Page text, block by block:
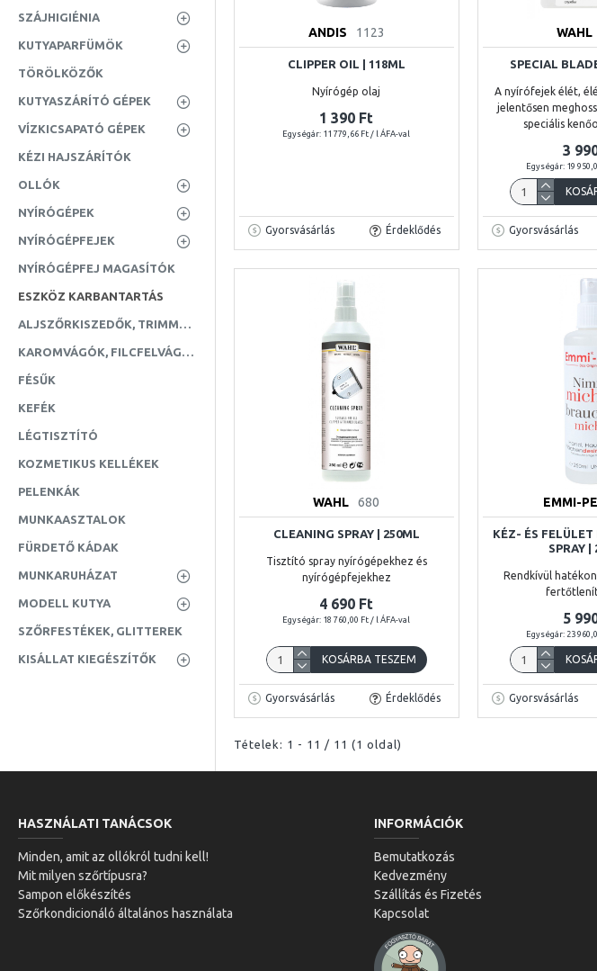
SZÁJHIGIÉNIA
KUTYAPARFÜMÖK
TÖRÖLKÖZŐK
KUTYASZÁRÍTÓ GÉPEK
VÍZKICSAPATÓ GÉPEK
KÉZI HAJSZÁRÍTÓK
OLLÓK
NYÍRÓGÉPEK
NYÍRÓGÉPFEJEK
NYÍRÓGÉPFEJ MAGASÍTÓK
ESZKÖZ KARBANTARTÁS
ALJSZŐRKISZEDŐK, TRIMMELŐK
KAROMVÁGÓK, FILCFELVÁGÓK
FÉSŰK
KEFÉK
LÉGTISZTÍTÓ
KOZMETIKUS KELLÉKEK
PELENKÁK
MUNKAASZTALOK
FÜRDETŐ KÁDAK
MUNKARUHÁZAT
MODELL KUTYA
SZŐRFESTÉKEK, GLITTEREK
KISÁLLAT KIEGÉSZÍTŐK
ANDIS 1123
CLIPPER OIL | 118ML
Nyírógép olaj
1 390 Ft
Egységár: 11 779,66 Ft / l ÁFA-val
Gyorsvásárlás Érdeklődés
WAHL
SPECIAL
A nyírófejek élét,
jelentősen
speciális
3
Egységár: 19
Gyorsvásárlás
WAHL 680
CLEANING SPRAY | 250ML
Tisztító spray nyírógépekhez és
nyírógépfejekhez
4 690 Ft
Egységár: 18 760,00 Ft / l ÁFA-val
KOSÁRBA TESZEM
Gyorsvásárlás Érdeklődés
EMMI-
KÉZ- ÉS
SPRAY |
Rendkívül
5
Egységár: 23
Gyorsvásárlás
Tételek: 1 - 11 / 11 (1 oldal)
HASZNÁLATI TANÁCSOK
Minden, amit az ollókról tudni kell!
Mit milyen szőrtípusra?
Sampon előkészítés
Szőrkondicionáló általános használata
INFORMÁCIÓK
Bemutatkozás
Kedvezmény
Szállítás és Fizetés
Kapcsolat